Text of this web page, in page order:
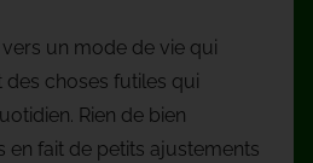
un mode de vie qui
des choses futiles qui
Rien de bien
en fait de petits ajustements